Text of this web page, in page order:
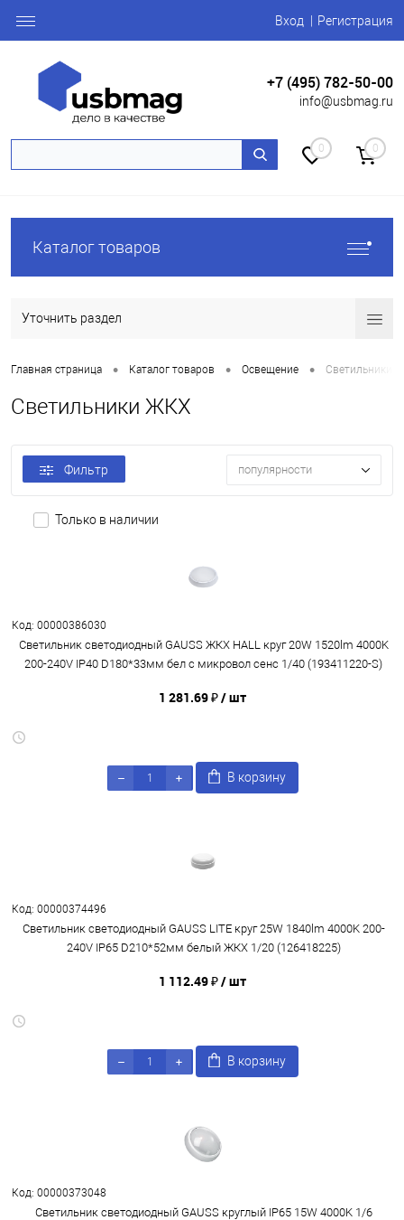
Вход Регистрация
+7 (495) 782-50-00
info@usbmag.ru
0 0
Каталог товаров
Уточнить раздел
Главная страница • Каталог товаров • Освещение • Светильники
Светильники ЖКХ
Фильтр популярности
Только в наличии
Код: 00000386030
Светильник светодиодный GAUSS ЖКХ HALL круг 20W 1520lm 4000K
200-240V IP40 D180*33мм бел с микровол сенс 1/40 (193411220-S)
1 281.69 ₽/ шт
В корзину
Код: 00000374496
Светильник светодиодный GAUSS LITE круг 25W 1840lm 4000K 200-
240V IP65 D210*52мм белый ЖКХ 1/20 (126418225)
1 112.49 ₽/ шт
В корзину
Код: 00000373048
Светильник светодиодный GAUSS круглый IP65 15W 4000K 1/6